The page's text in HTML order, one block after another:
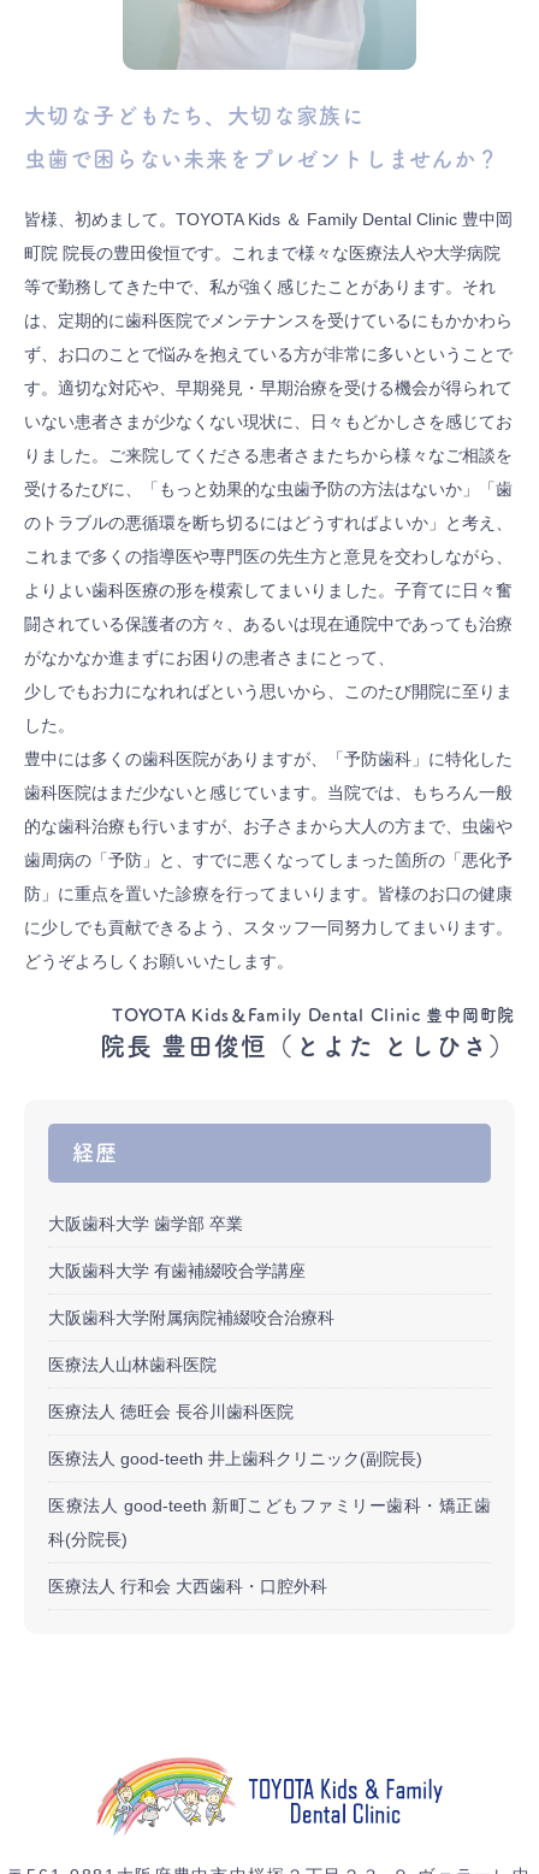
大切な子どもたち、大切な家族に
虫歯で困らない未来をプレゼントしませんか？
皆様、初めまして。TOYOTA Kids ＆ Family Dental Clinic 豊中岡
町院 院長の豊田俊恒です。これまで様々な医療法人や大学病院
等で勤務してきた中で、私が強く感じたことがあります。それ
は、定期的に歯科医院でメンテナンスを受けているにもかかわら
ず、お口のことで悩みを抱えている方が非常に多いということで
す。適切な対応や、早期発見・早期治療を受ける機会が得られて
いない患者さまが少なくない現状に、日々もどかしさを感じてお
りました。ご来院してくださる患者さまたちから様々なご相談を
受けるたびに、「もっと効果的な虫歯予防の方法はないか」「歯
のトラブルの悪循環を断ち切るにはどうすればよいか」と考え、
これまで多くの指導医や専門医の先生方と意見を交わしながら、
よりよい歯科医療の形を模索してまいりました。子育てに日々奮
闘されている保護者の方々、あるいは現在通院中であっても治療
がなかなか進まずにお困りの患者さまにとって、
少しでもお力になれればという思いから、このたび開院に至りま
した。
豊中には多くの歯科医院がありますが、「予防歯科」に特化した
歯科医院はまだ少ないと感じています。当院では、もちろん一般
的な歯科治療も行いますが、お子さまから大人の方まで、虫歯や
歯周病の「予防」と、すでに悪くなってしまった箇所の「悪化予
防」に重点を置いた診療を行ってまいります。皆様のお口の健康
に少しでも貢献できるよう、スタッフ一同努力してまいります。
どうぞよろしくお願いいたします。
TOYOTA Kids＆Family Dental Clinic 豊中岡町院
院長 豊田俊恒（とよた としひさ）
経歴
大阪歯科大学 歯学部 卒業
大阪歯科大学 有歯補綴咬合学講座
大阪歯科大学附属病院補綴咬合治療科
医療法人山林歯科医院
医療法人 徳旺会 長谷川歯科医院
医療法人 good-teeth 井上歯科クリニック(副院長)
医療法人 good-teeth 新町こどもファミリー歯科・矯正歯
科(分院長)
医療法人 行和会 大西歯科・口腔外科